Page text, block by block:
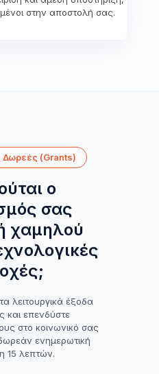
στην αποστολή σας.
Δωρεές (Grants)
ο
σας
χαμηλού
λειτουργικά έξοδα
και επενδύστε
στο κοινωνικό σας
ενημερωτική
15 λεπτών.